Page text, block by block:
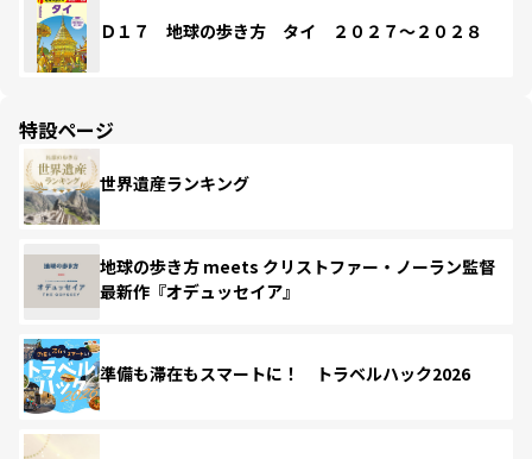
Ｄ１７ 地球の歩き方 タイ ２０２７～２０２８
特設ページ
世界遺産ランキング
地球の歩き方 meets クリストファー・ノーラン監督
最新作『オデュッセイア』
準備も滞在もスマートに！ トラベルハック2026